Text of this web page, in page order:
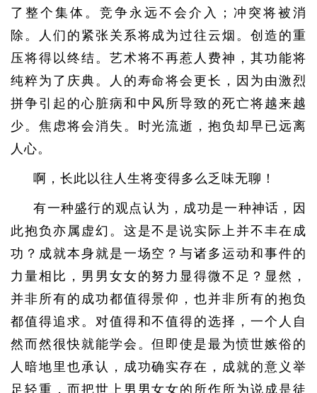
了整个集体。竞争永远不会介入；冲突将被消
除。人们的紧张关系将成为过往云烟。创造的重
压将得以终结。艺术将不再惹人费神，其功能将
纯粹为了庆典。人的寿命将会更长，因为由激烈
拼争引起的心脏病和中风所导致的死亡将越来越
少。焦虑将会消失。时光流逝，抱负却早已远离
人心。
啊，长此以往人生将变得多么乏味无聊！
有一种盛行的观点认为，成功是一种神话，因
此抱负亦属虚幻。这是不是说实际上并不丰在成
功？成就本身就是一场空？与诸多运动和事件的
力量相比，男男女女的努力显得微不足？显然，
并非所有的成功都值得景仰，也并非所有的抱负
都值得追求。对值得和不值得的选择，一个人自
然而然很快就能学会。但即使是最为愤世嫉俗的
人暗地里也承认，成功确实存在，成就的意义举
足轻重，而把世上男男女女的所作所为说成是徒